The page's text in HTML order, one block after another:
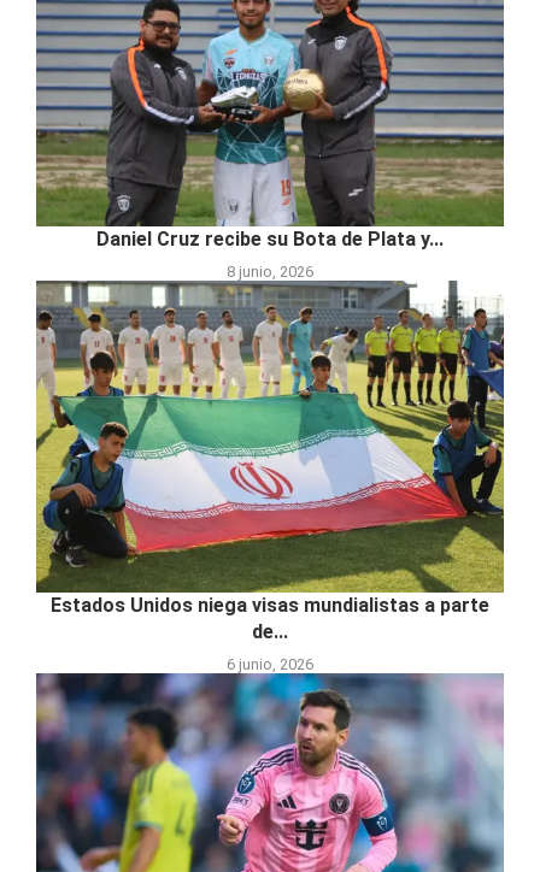
Daniel Cruz recibe su Bota de Plata y...
8 junio, 2026
Estados Unidos niega visas mundialistas a parte
de...
6 junio, 2026